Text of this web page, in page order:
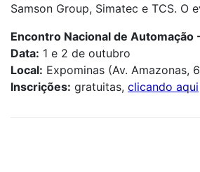
Samson Group, Simatec e TCS. O
Encontro Nacional de Automação
Data: 1 e 2 de outubro
Local: Expominas (Av. Amazonas,
Inscrições: gratuitas, clicando aqui